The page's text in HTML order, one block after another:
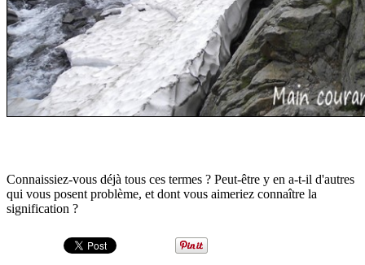
Connaissiez-vous déjà tous ces termes ? Peut-être y en a-t-il d'autres
qui vous posent problème, et dont vous aimeriez connaître la
signification ?